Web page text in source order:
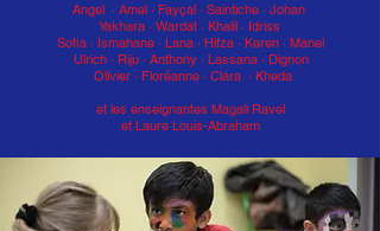
Angel · Amel · Fayçal · Saintiche · Johan
Yakhara · Wardat · Khalil · Idriss
Sofia · Ismahane · Lana · Hifza · Keren · Manel
Ulrich · Riju · Anthony · Lassana · Dignon
Olivier · Floréanne · Clara · Kheda
et les enseignantes Magali Ravel
et Laure Louis-Abraham